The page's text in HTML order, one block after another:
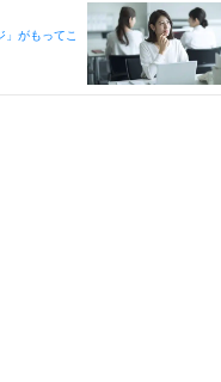
がもってこ